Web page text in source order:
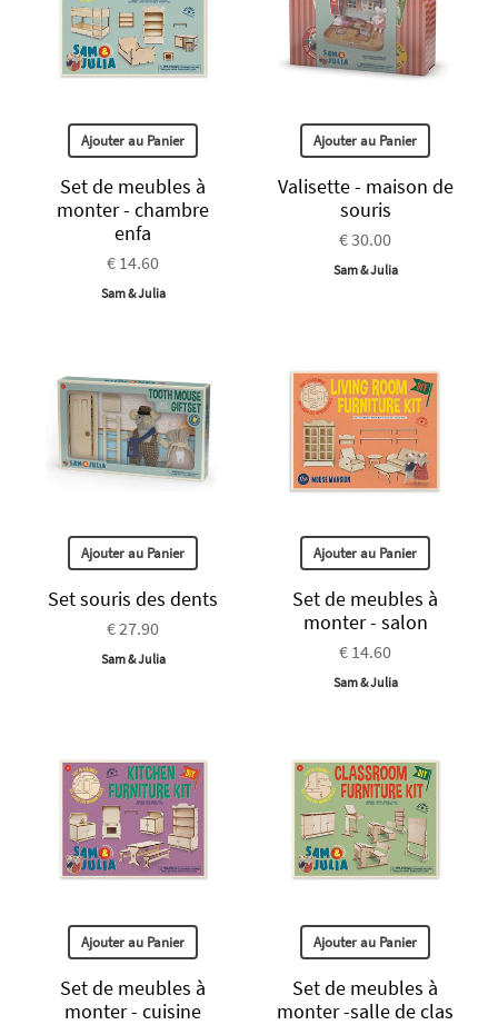
Ajouter au Panier
Set de meubles à
monter - chambre
enfa
€ 14.60
Sam & Julia
Ajouter au Panier
Valisette - maison de
souris
€ 30.00
Sam & Julia
Ajouter au Panier
Set souris des dents
€ 27.90
Sam & Julia
Ajouter au Panier
Set de meubles à
monter - salon
€ 14.60
Sam & Julia
Ajouter au Panier
Set de meubles à
monter - cuisine
Ajouter au Panier
Set de meubles à
monter -salle de clas